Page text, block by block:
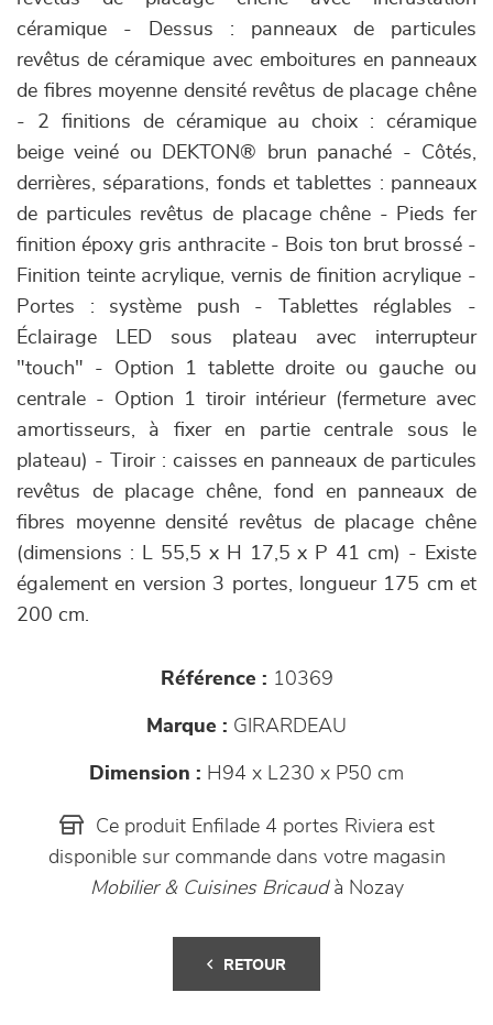
céramique - Dessus : panneaux de particules
revêtus de céramique avec emboitures en panneaux
de fibres moyenne densité revêtus de placage chêne
- 2 finitions de céramique au choix : céramique
beige veiné ou DEKTON® brun panaché - Côtés,
derrières, séparations, fonds et tablettes : panneaux
de particules revêtus de placage chêne - Pieds fer
finition époxy gris anthracite - Bois ton brut brossé -
Finition teinte acrylique, vernis de finition acrylique -
Portes : système push - Tablettes réglables -
Éclairage LED sous plateau avec interrupteur
"touch" - Option 1 tablette droite ou gauche ou
centrale - Option 1 tiroir intérieur (fermeture avec
amortisseurs, à fixer en partie centrale sous le
plateau) - Tiroir : caisses en panneaux de particules
revêtus de placage chêne, fond en panneaux de
fibres moyenne densité revêtus de placage chêne
(dimensions : L 55,5 x H 17,5 x P 41 cm) - Existe
également en version 3 portes, longueur 175 cm et
200 cm.
Référence : 10369
Marque : GIRARDEAU
Dimension : H94 x L230 x P50 cm
Ce produit Enfilade 4 portes Riviera est
disponible sur commande dans votre magasin
Mobilier & Cuisines Bricaudà Nozay
RETOUR